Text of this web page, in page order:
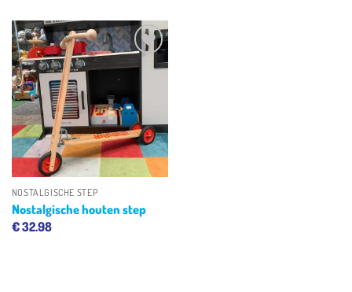
Toevoegen
verlanglijst
NOSTALGISCHE STEP
Nostalgische houten step
€32.98